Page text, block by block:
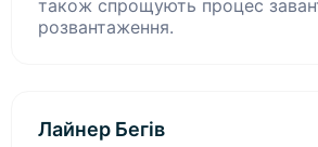
також спрощують процес
розвантаження.
Лайнер Бегів